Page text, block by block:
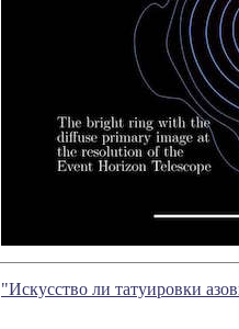
"Искусство ли татуировки